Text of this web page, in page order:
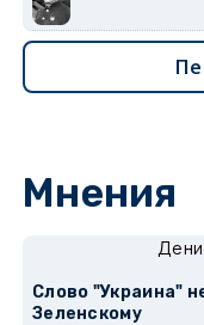
Мнения
Слово "Украина"
Зеленскому